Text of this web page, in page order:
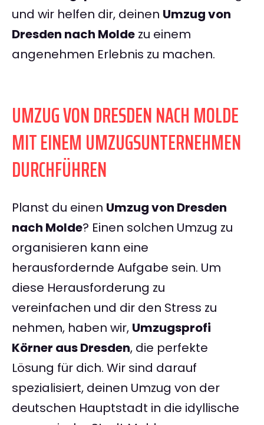
und wir helfen dir, deinen Umzug von
Dresden nach Molde zu einem
angenehmen Erlebnis zu machen.
UMZUG VON DRESDEN NACH MOLDE
MIT EINEM UMZUGSUNTERNEHMEN
DURCHFÜHREN
Planst du einen Umzug von Dresden
nach Molde? Einen solchen Umzug zu
organisieren kann eine
herausfordernde Aufgabe sein. Um
diese Herausforderung zu
vereinfachen und dir den Stress zu
nehmen, haben wir, Umzugsprofi
Körner aus Dresden, die perfekte
Lösung für dich. Wir sind darauf
spezialisiert, deinen Umzug von der
deutschen Hauptstadt in die idyllische